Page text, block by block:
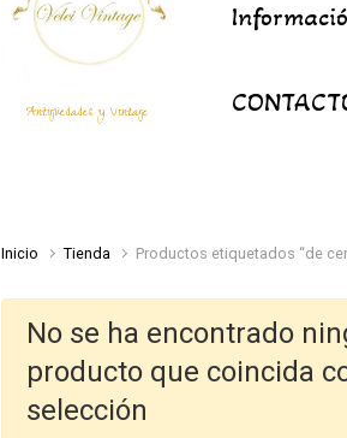
Antigüedades y Vintage
Inicio Tienda Productos etiquetados “de
No se ha encontrado
producto que coincida
selección